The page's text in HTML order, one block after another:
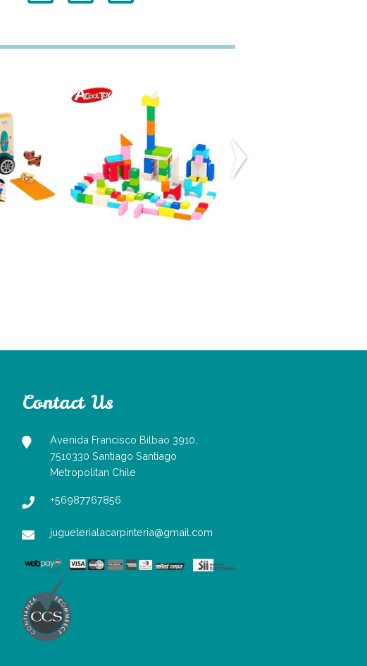
...
Bloques de
madera - 60
piez...
$15.990
Contact Us
Avenida Francisco Bilbao 3910,
7510330 Santiago Santiago
Metropolitan Chile
+56987767856
jugueterialacarpinteria@gmail.com